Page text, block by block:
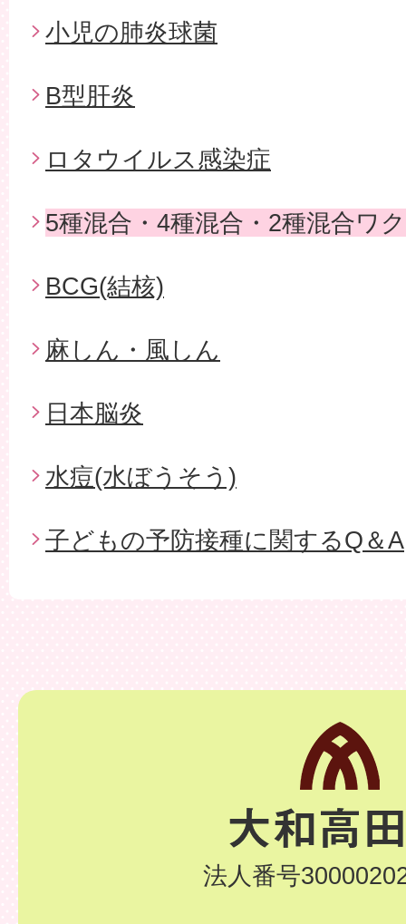
小児の肺炎球菌
B型肝炎
ロタウイルス感染症
5種混合・4種混合・2種混合ワ
BCG(結核)
麻しん・風しん
日本脳炎
水痘(水ぼうそう)
子どもの予防接種に関するQ＆A
法人番号